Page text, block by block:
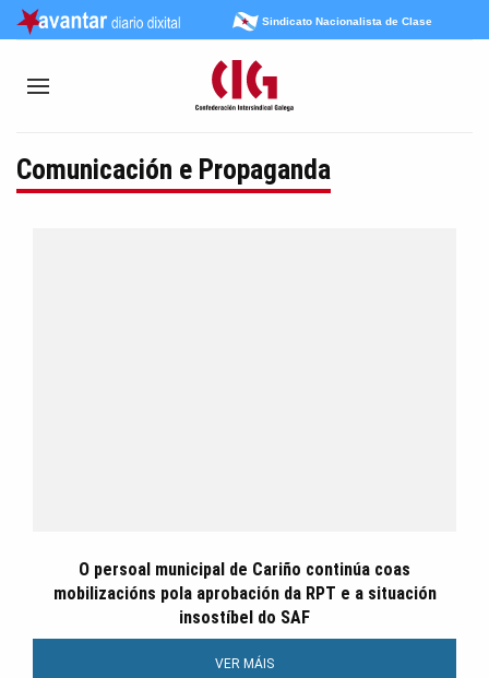
Sindicato Nacionalista de Clase
Comunicación e Propaganda
O persoal municipal de Cariño continúa coas
mobilizacións pola aprobación da RPT e a situación
insostíbel do SAF
VER MÁIS